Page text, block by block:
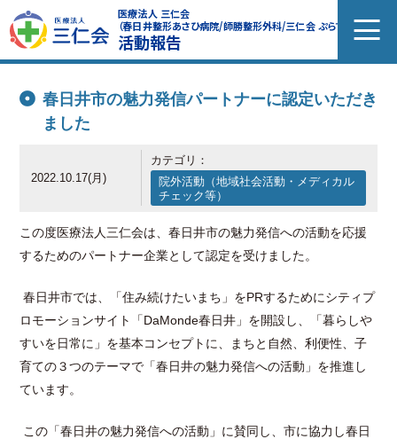
医療法人 三仁会
（春日井整形あさひ病院/師勝整形外科/三仁会 ぷらす）
活動報告
春日井市の魅力発信パートナーに認定いただき
ました
2022.10.17(月)
カテゴリ：
院外活動（地域社会活動・メディカル
チェック等）
この度医療法人三仁会は、春日井市の魅力発信への活動を応援
するためのパートナー企業として認定を受けました。
春日井市では、「住み続けたいまち」をPRするためにシティプ
ロモーションサイト「DaMonde春日井」を開設し、「暮らしや
すいを日常に」を基本コンセプトに、まちと自然、利便性、子
育ての３つのテーマで「春日井の魅力発信への活動」を推進し
ています。
この「春日井の魅力発信への活動」に賛同し、市に協力し春日